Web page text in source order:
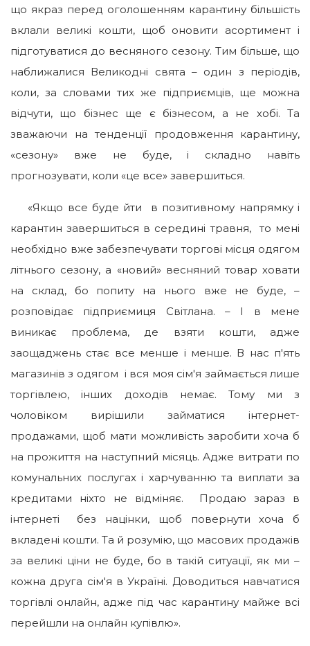
що якраз перед оголошенням карантину більшість
вклали великі кошти, щоб оновити асортимент і
підготуватися до весняного сезону. Тим більше, що
наближалися Великодні свята – один з періодів,
коли, за словами тих же підприємців, ще можна
відчути, що бізнес ще є бізнесом, а не хобі. Та
зважаючи на тенденції продовження карантину,
«сезону» вже не буде, і складно навіть
прогнозувати, коли «це все» завершиться.
«Якщо все буде йти в позитивному напрямку і
карантин завершиться в середині травня, то мені
необхідно вже забезпечувати торгові місця одягом
літнього сезону, а «новий» весняний товар ховати
на склад, бо попиту на нього вже не буде, –
розповідає підприємиця Світлана. – І в мене
виникає проблема, де взяти кошти, адже
заощаджень стає все менше і менше. В нас п′ять
магазинів з одягом і вся моя сім′я займається лише
торгівлею, інших доходів немає. Тому ми з
чоловіком вирішили займатися інтернет-
продажами, щоб мати можливість заробити хоча б
на прожиття на наступний місяць. Адже витрати по
комунальних послугах і харчуванню та виплати за
кредитами ніхто не відміняє. Продаю зараз в
інтернеті без націнки, щоб повернути хоча б
вкладені кошти. Та й розумію, що масових продажів
за великі ціни не буде, бо в такій ситуації, як ми –
кожна друга сім′я в Україні. Доводиться навчатися
торгівлі онлайн, адже під час карантину майже всі
перейшли на онлайн купівлю».